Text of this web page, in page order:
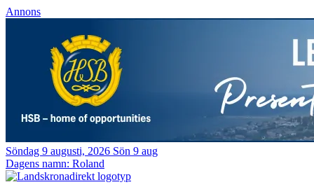
Annons
Söndag 9 augusti, 2026 Sön 9 aug
Dagens namn: Roland